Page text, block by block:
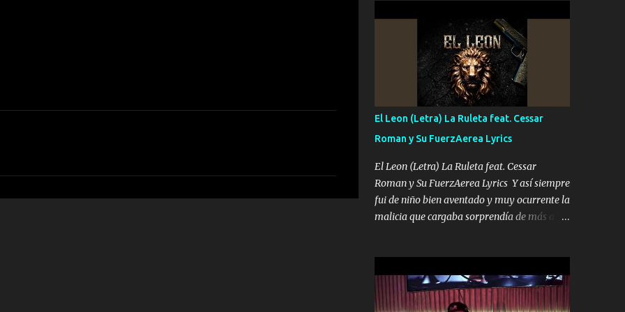
por el interés P...
inteligente junto con su hermano el TRES
blindado el Estado tiene andan ESPERANDO
al UNO QUE PRONTO ESTARÁ PRESENTE
Que no falten las bucanas ni tampoco las
mujeres porque es platica de grandes por eso
hay que estar alegres doy las instrucciones
para atender los deberes Música Si es que
salta algún problema de confianza tengo
gente ahí está el Hombre Cuarenta y
también Pariente 7 arreglan cualquier
problema no más es cuestión que ordené
NOS HACE FALTA UN HERMANO DE CLAVE
SIEMPRE VIO POR LA FAMILIA PARA QUE
SIGA EL LEGADO Es el DOS de los
HERMANOS un cerebro inteligente y com...
El Leon (Letra) La Ruleta feat. Cessar
Roman y Su FuerzAerea Lyrics
El Leon (Letra) La Ruleta feat. Cessar
Roman y Su FuerzAerea Lyrics Y así siempre
fui de niño bien aventado y muy ocurrente la
malicia que cargaba sorprendía de más a la
Tranquilo me la navego ando en lo mío sin
ni un pendiente si hay problemas lo